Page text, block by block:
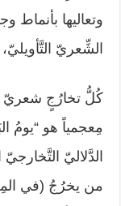
وتعاليها بأنماط
الشِّعريّ
كُلُّ تخارُجٍ شعريّ
مِعجمياً هو “يومُ
الدَّلاليّ
من يخرُجُ (في